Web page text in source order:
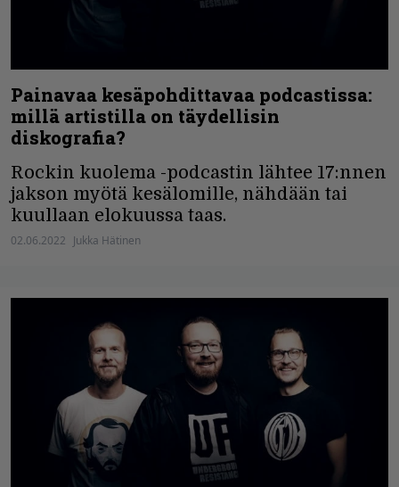
Painavaa kesäpohdittavaa podcastissa:
millä artistilla on täydellisin
diskografia?
Rockin kuolema -podcastin lähtee 17:nnen
jakson myötä kesälomille, nähdään tai
kuullaan elokuussa taas.
02.06.2022 Jukka Hätinen